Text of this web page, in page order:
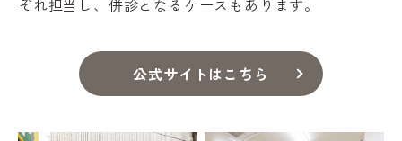
公式サイトはこちら